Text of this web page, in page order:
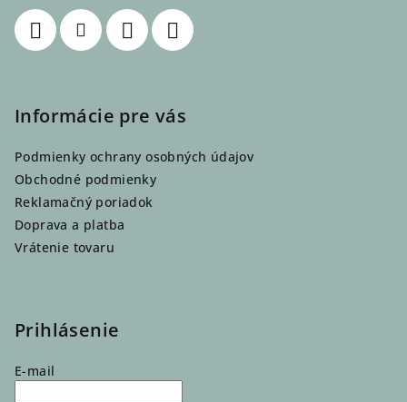
Informácie pre vás
Podmienky ochrany osobných údajov
Obchodné podmienky
Reklamačný poriadok
Doprava a platba
Vrátenie tovaru
Prihlásenie
E-mail